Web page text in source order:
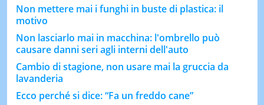
Non mettere mai i funghi in buste di plastica: il
motivo
Non lasciarlo mai in macchina: l'ombrello può
causare danni seri agli interni dell'auto
Cambio di stagione, non usare mai la gruccia da
lavanderia
Ecco perché si dice: “Fa un freddo cane”